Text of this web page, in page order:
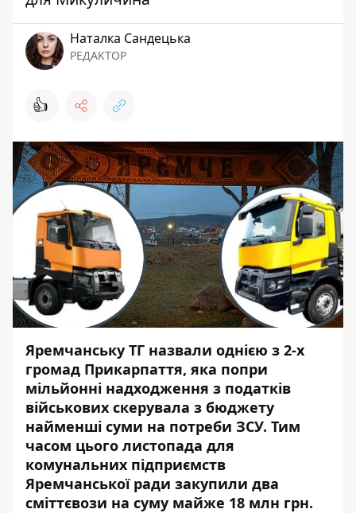
Наталка Сандецька
РЕДАКТОР
👍
Яремчанську ТГ назвали однією з 2-х
громад Прикарпаття, яка попри
мільйонні надходження з податків
військових скерувала з бюджету
найменші суми на потреби ЗСУ. Тим
часом цього листопада для
комунальних підприємств
Яремчанської ради закупили два
сміттєвози на суму майже 18 млн грн.